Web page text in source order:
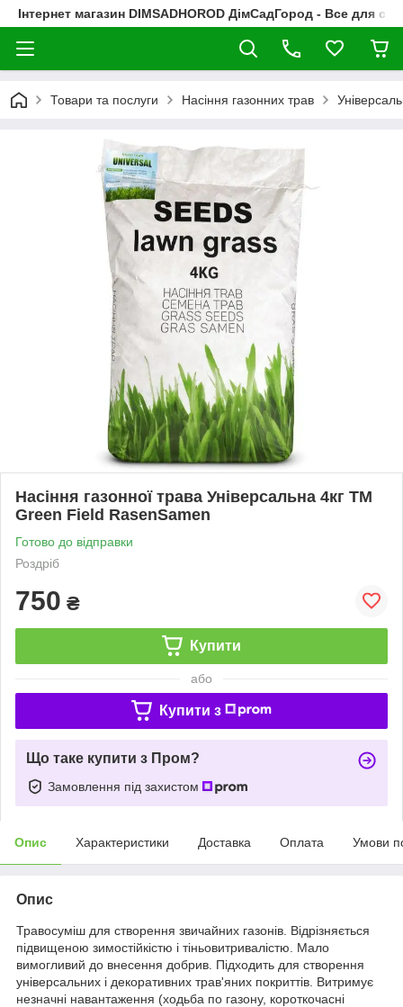
Інтернет магазин DIMSADHOROD ДімСадГород - Все для
Товари та послуги Насіння газонних трав
Насіння газонної трава Універсальна 4кг ТМ
Green Field RasenSamen
Готово до відправки
Роздріб
750 ₴
Купити
або
Купити з
Що таке купити з Пром?
Замовлення під захистом
Опис Характеристики Доставка Оплата Умови
Опис
Травосуміш для створення звичайних газонів. Відрізняється
підвищеною зимостійкістю і тіньовитривалістю. Мало
вимогливий до внесення добрив. Підходить для створення
універсальних і декоративних трав'яних покриттів. Витримує
незначні навантаження (ходьба по газону, короткочасні